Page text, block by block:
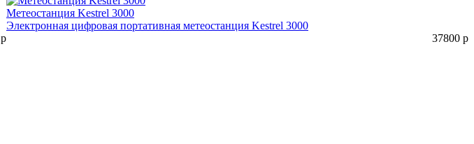
р
Метеостанция Kestrel 3000
Электронная цифровая портативная метеостанция Kestrel 3000
37800 р